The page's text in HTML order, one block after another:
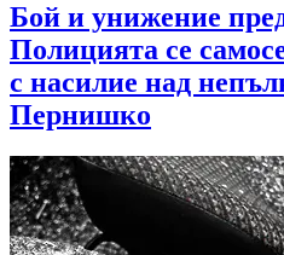
Бой и унижение
Полицията се
с насилие над
Пернишко